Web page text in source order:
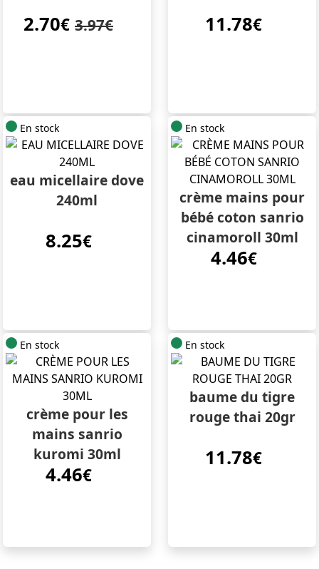
2.70€ 3.97€ 11.78€
En stock
eau micellaire dove
240ml
8.25€
En stock
crème mains pour
bébé coton sanrio
cinamoroll 30ml
4.46€
En stock
crème pour les
mains sanrio
kuromi 30ml
4.46€
En stock
baume du tigre
rouge thai 20gr
11.78€